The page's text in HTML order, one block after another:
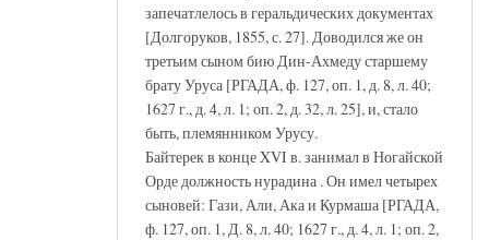
запечатлелось в геральдических документах
[Долгоруков, 1855, с. 27]. Доводился же он
третьим сыном бию Дин-Ахмеду старшему
брату Уруса [РГАДА, ф. 127, оп. 1, д. 8, л. 40;
1627 г., д. 4, л. 1; оп. 2, д. 32, л. 25], и, стало
быть, племянником Урусу.
Байтерек в конце XVI в. занимал в Ногайской
Орде должность нурадина . Он имел четырех
сыновей: Гази, Али, Ака и Курмаша [РГАДА,
ф. 127, оп. 1, Д. 8, л. 40; 1627 г., д. 4, л. 1; оп. 2,